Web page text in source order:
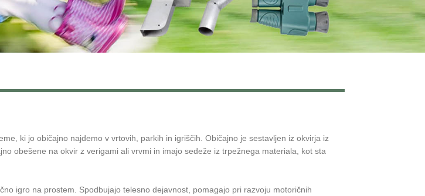
ki jo običajno najdemo v vrtovih, parkih in igriščih. Običajno je sestavljen iz okvirja iz
obešene na okvir z verigami ali vrvmi in imajo sedeže iz trpežnega materiala, kot sta
igro na prostem. Spodbujajo telesno dejavnost, pomagajo pri razvoju motoričnih